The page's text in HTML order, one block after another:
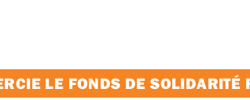
LE FONDS DE SOLIDARITÉ